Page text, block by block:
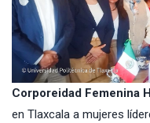
Corporeidad Femenina
en Tlaxcala a mujeres